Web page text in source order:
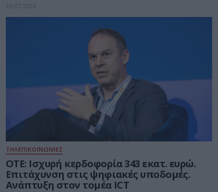
29.07.2026
ΤΗΛΕΠΙΚΟΙΝΩΝΙΕΣ
ΟΤΕ: Ισχυρή κερδοφορία 343 εκατ. ευρώ.
Επιτάχυνση στις ψηφιακές υποδομές.
Ανάπτυξη στον τομέα ICT